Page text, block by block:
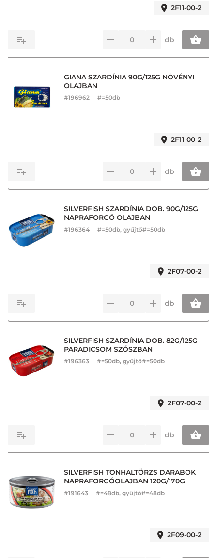
2F11-00-2
db
GIANA SZARDÍNIA 90G/125G NÖVÉNYI
OLAJBAN
#196962 #=50db
2F11-00-2
db
SILVERFISH SZARDÍNIA DOB. 90G/125G
NAPRAFORGÓ OLAJBAN
#196364 #=50db, gyűjtő#=50db
2F07-00-2
db
SILVERFISH SZARDÍNIA DOB. 82G/125G
PARADICSOM SZÓSZBAN
#196363 #=50db, gyűjtő#=50db
2F07-00-2
db
SILVERFISH TONHALTÖRZS DARABOK
NAPRAFORGÓOLAJBAN 120G/170G
#191643 #=48db, gyűjtő#=48db
2F09-00-2